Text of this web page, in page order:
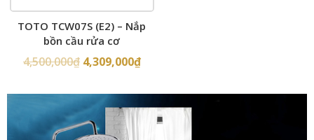
TOTO TCW07S (E2) – Nắp
bồn cầu rửa cơ
4,500,000₫ 4,309,000₫